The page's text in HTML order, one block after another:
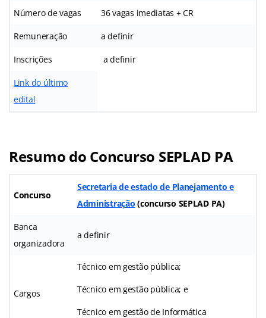
Número de vagas 36 vagas imediatas + CR
Remuneração a definir
Inscrições a definir
Link do último
edital
Resumo do Concurso SEPLAD PA
Concurso
Secretaria de estado de Planejamento e
Administração (concurso SEPLAD PA)
Banca
organizadora
a definir
Cargos
Técnico em gestão pública;
Técnico em gestão pública; e
Técnico em gestão de Informática